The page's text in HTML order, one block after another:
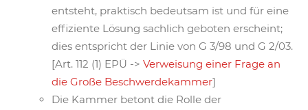
entsteht, praktisch bedeutsam ist und für eine
effiziente Lösung sachlich geboten erscheint;
dies entspricht der Linie von G 3/98 und G 2/03.
[Art. 112 (1) EPÜ -> Verweisung einer Frage an
die Große Beschwerdekammer]
Die Kammer betont die Rolle der